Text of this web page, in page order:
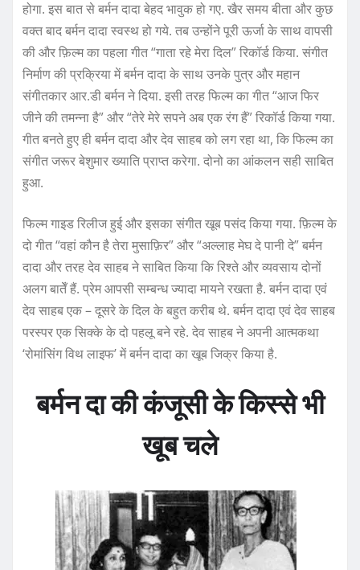
होगा. इस बात से बर्मन दादा बेहद भावुक हो गए. खैर समय बीता और कुछ
वक्त बाद बर्मन दादा स्वस्थ हो गये. तब उन्होंने पूरी ऊर्जा के साथ वापसी
की और फ़िल्म का पहला गीत “गाता रहे मेरा दिल” रिकॉर्ड किया. संगीत
निर्माण की प्रक्रिया में बर्मन दादा के साथ उनके पुत्र और महान
संगीतकार आर.डी बर्मन ने दिया. इसी तरह फिल्म का गीत “आज फिर
जीने की तमन्ना है” और “तेरे मेरे सपने अब एक रंग हैं” रिकॉर्ड किया गया.
गीत बनते हुए ही बर्मन दादा और देव साहब को लग रहा था, कि फिल्म का
संगीत जरूर बेशुमार ख्याति प्राप्त करेगा. दोनो का आंकलन सही साबित
हुआ.
फिल्म गाइड रिलीज हुई और इसका संगीत खूब पसंद किया गया. फ़िल्म के
दो गीत “वहां कौन है तेरा मुसाफ़िर” और “अल्लाह मेघ दे पानी दे” बर्मन
दादा और तरह देव साहब ने साबित किया कि रिश्ते और व्यवसाय दोनों
अलग बातेँ हैं. प्रेम आपसी सम्बन्ध ज्यादा मायने रखता है. बर्मन दादा एवं
देव साहब एक – दूसरे के दिल के बहुत करीब थे. बर्मन दादा एवं देव साहब
परस्पर एक सिक्के के दो पहलू बने रहे. देव साहब ने अपनी आत्मकथा
‘रोमांसिंग विथ लाइफ’ में बर्मन दादा का खूब जिक्र किया है.
बर्मन दा की कंजूसी के किस्से भी
खूब चले